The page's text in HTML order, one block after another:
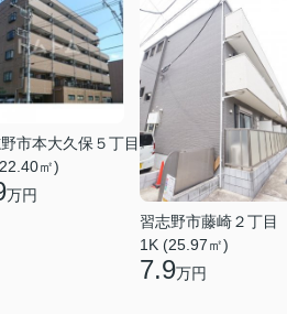
市本大久保５丁目
㎡)
万円
習志野市藤崎２丁目
1K (25.97㎡)
7.9万円